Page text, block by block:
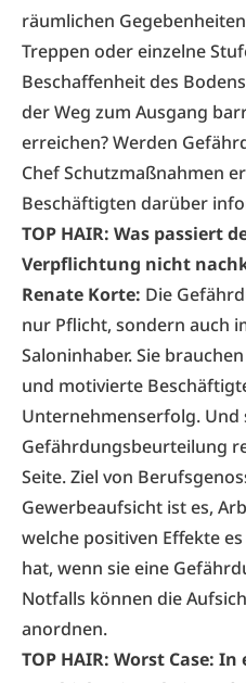
räumlichen
Treppen oder einzelne
Beschaffenheit des
der Weg zum Ausgang
erreichen? Werden
Chef Schutzmaßnahmen
Beschäftigten darüber
TOP HAIR: Was passiert
Verpflichtung nicht
Renate Korte: Die
nur Pflicht, sondern auch
Saloninhaber. Sie
und motivierte
Unternehmenserfolg. Und
Gefährdungsbeurteilung
Seite. Ziel von
Gewerbeaufsicht ist es,
welche positiven Effekte
hat, wenn sie eine
Notfalls können die
anordnen.
TOP HAIR: Worst Case: